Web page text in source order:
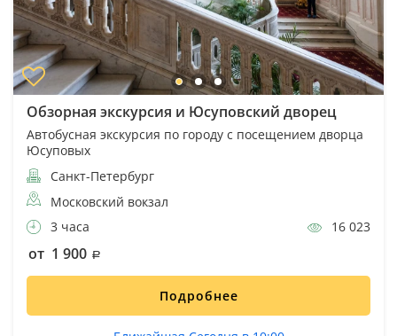
Обзорная экскурсия и Юсуповский дворец
Автобусная экскурсия по городу с посещением дворца
Юсуповых
Санкт-Петербург
Московский вокзал
3 часа
16 023
от 1 900
Подробнее